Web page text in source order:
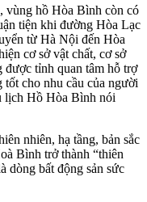
vùng hồ Hòa Bình còn có
tiện khi đường Hòa Lạc
từ Hà Nội đến Hòa
cơ sở vật chất, cơ sở
được tỉnh quan tâm hỗ trợ
cho nhu cầu của người
lịch Hồ Hòa Bình nói
nhiên, hạ tầng, bản sắc
Bình trở thành “thiên
dòng bất động sản sức